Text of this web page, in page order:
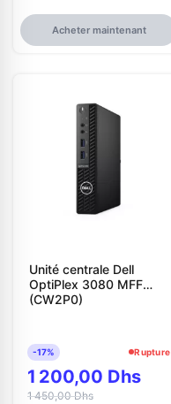
Acheter maintenant
Unité centrale Dell
OptiPlex 3080 MFF
(CW2P0)
-17% Rupture
1 200,00 Dhs
1 450,00 Dhs